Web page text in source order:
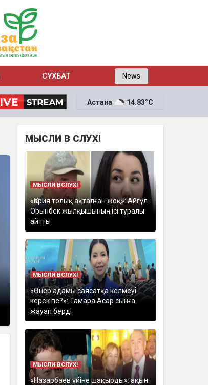
СҰХБАТ News
Астана 14.83°C
МЫСЛИ В СЛУХ!
МЫСЛИ ВСЛУХ!
«Қария толық ақталған жоқ»: Айгүл
Орынбек жылқышының ісі туралы
айтты
МЫСЛИ ВСЛУХ!
«Өнер адамы саясатқа келмеуі
керек пе?»: Тамара Асар сынға
жауап берді
МЫСЛИ ВСЛУХ!
«Назарбаев үйіне шақырды»: ақын